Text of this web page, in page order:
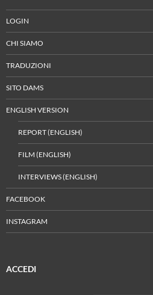
LOGIN
CHI SIAMO
TRADUZIONI
SITO DAMS
ENGLISH VERSION
REPORT (ENGLISH)
FILM (ENGLISH)
INTERVIEWS (ENGLISH)
FACEBOOK
INSTAGRAM
ACCEDI